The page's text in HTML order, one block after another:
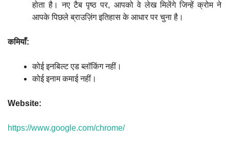
होता है। नए टैब पृष्ठ पर, आपको वे लेख मिलेंगे जिन्हें क्रोम ने
आपके पिछले ब्राउज़िंग इतिहास के आधार पर चुना है।
कमियाँ:
कोई इनबिल्ट एड ब्लॉकिंग नहीं।
कोई इनाम कमाई नहीं।
Website:
https://www.google.com/chrome/